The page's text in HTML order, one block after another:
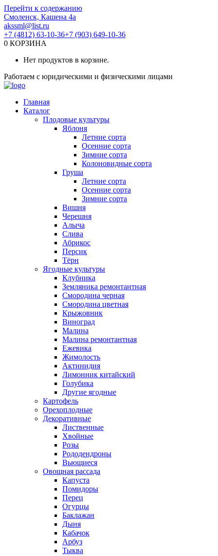
Перейти к содержанию
Смоленск, Кашена 4а
akssml@list.ru
+7 (4812) 63-10-36+7 (903) 649-10-36
0 КОРЗИНА
Нет продуктов в корзине.
Работаем с юридическими и физическими лицами
Главная
Каталог
Плодовые культуры
Яблоня
Летние сорта
Осенние сорта
Зимние сорта
Колоновидные сорта
Груша
Летние сорта
Осенние сорта
Зимние сорта
Вишня
Черешня
Алыча
Слива
Абрикос
Персик
Тёрн
Ягодные культуры
Клубника
Земляника ремонтантная
Смородина черная
Смородина цветная
Крыжовник
Виноград
Малина
Малина ремонтантная
Ежевика
Жимолость
Актинидия
Лимонник китайский
Голубика
Другие ягодные
Картофель
Орехоплодные
Декоративные
Лиственные
Хвойные
Розы
Рододендроны
Вьющиеся
Овощная рассада
Капуста
Помидоры
Перец
Огурцы
Баклажан
Дыня
Кабачок
Арбуз
Тыква